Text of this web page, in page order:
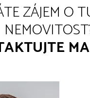
ZÁJEM O